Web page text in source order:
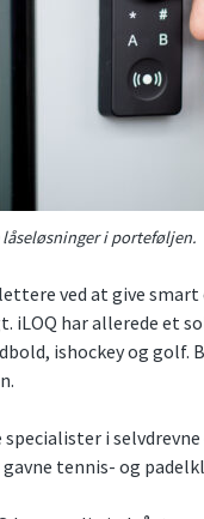
låseløsninger i porteføljen.
ved at give
har allerede et
ishockey og golf.
specialister i
tennis- og